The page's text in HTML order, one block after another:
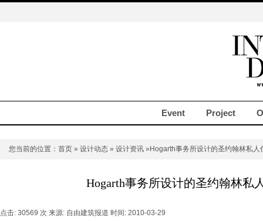
Event Project
您当前的位置： 首页 » 设计动态 » 设计资讯 »Hogarth事务所设计的圣约翰林私人
Hogarth事务所设计的圣约翰林私
点击: 30569 次 来源: 自由建筑报道 时间: 2010-03-29